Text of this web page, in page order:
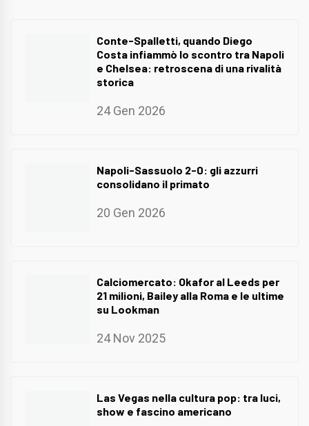
Conte-Spalletti, quando Diego
Costa infiammò lo scontro tra Napoli
e Chelsea: retroscena di una rivalità
storica
24 Gen 2026
Napoli-Sassuolo 2-0: gli azzurri
consolidano il primato
20 Gen 2026
Calciomercato: Okafor al Leeds per
21 milioni, Bailey alla Roma e le ultime
su Lookman
24 Nov 2025
Las Vegas nella cultura pop: tra luci,
show e fascino americano